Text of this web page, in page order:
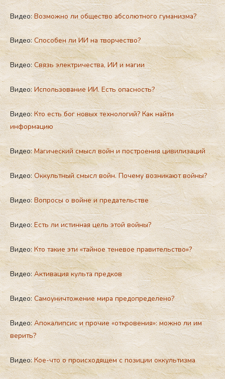
Видео:Возможно ли общество абсолютного гуманизма?
Видео: Способен ли ИИ на творчество?
Видео:Связь электричества, ИИ и магии
Видео: Использование ИИ. Есть опасность?
Видео: Кто есть бог новых технологий? Как найти
информацию
Видео:Магический смысл войн и построения цивилизаций
Видео:Оккультный смысл войн. Почему возникают войны?
Видео:Вопросы о войне и предательстве
Видео:Есть ли истинная цель этой войны?
Видео: Кто такие эти «тайное теневое правительство»?
Видео:Активация культа предков
Видео: Самоуничтожение мира предопределено?
Видео: Апокалипсис и прочие «откровения»: можно ли им
верить?
Видео:Кое-что о происходящем с позиции оккультизма